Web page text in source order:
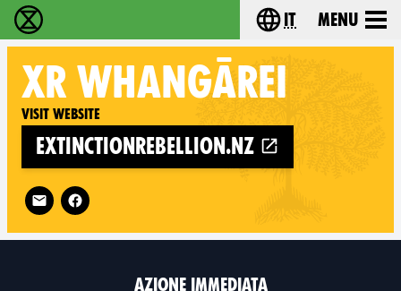
Extinction Rebellion - Home Choose your
it Menu
XR WHANGĀREI
Visit website
extinctionrebellion.nz
Follow XR Whangārei on
AZIONE IMMEDIATA